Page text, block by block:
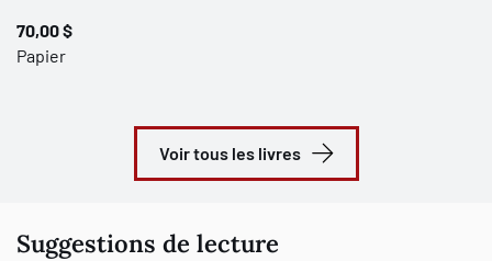
70,00 $
Papier
Voir tous les livres
Suggestions de lecture